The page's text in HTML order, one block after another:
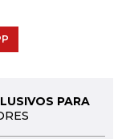
PARA